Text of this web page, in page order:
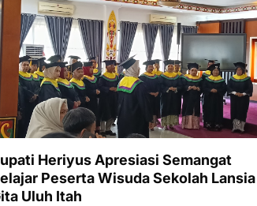
Heriyus Apresiasi Semangat
Peserta Wisuda Sekolah Lansia
Uluh Itah